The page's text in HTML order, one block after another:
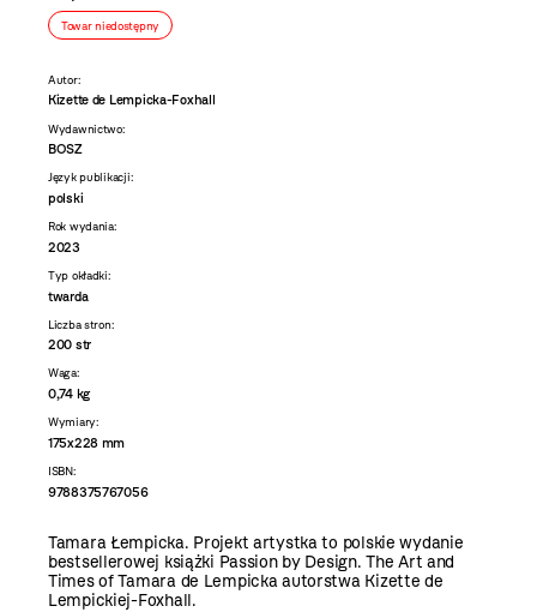
Towar niedostępny
Autor:
Kizette de Lempicka-Foxhall
Wydawnictwo:
BOSZ
Język publikacji:
polski
Rok wydania:
2023
Typ okładki:
twarda
Liczba stron:
200 str
Waga:
0,74 kg
Wymiary:
175x228 mm
ISBN:
9788375767056
Tamara Łempicka. Projekt artystka to polskie wydanie
bestsellerowej książki Passion by Design. The Art and
Times of Tamara de Lempicka autorstwa Kizette de
Lempickiej-Foxhall.